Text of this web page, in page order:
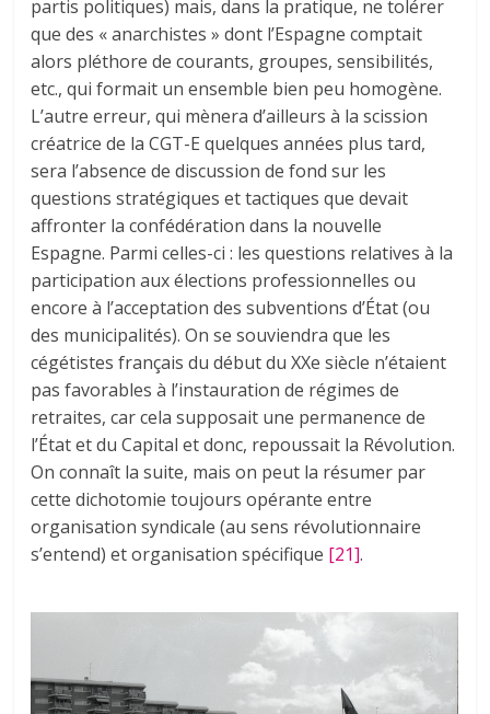
partis politiques) mais, dans la pratique, ne tolérer
que des « anarchistes » dont l’Espagne comptait
alors pléthore de courants, groupes, sensibilités,
etc., qui formait un ensemble bien peu homogène.
L’autre erreur, qui mènera d’ailleurs à la scission
créatrice de la CGT-E quelques années plus tard,
sera l’absence de discussion de fond sur les
questions stratégiques et tactiques que devait
affronter la confédération dans la nouvelle
Espagne. Parmi celles-ci : les questions relatives à la
participation aux élections professionnelles ou
encore à l’acceptation des subventions d’État (ou
des municipalités). On se souviendra que les
cégétistes français du début du XXe siècle n’étaient
pas favorables à l’instauration de régimes de
retraites, car cela supposait une permanence de
l’État et du Capital et donc, repoussait la Révolution.
On connaît la suite, mais on peut la résumer par
cette dichotomie toujours opérante entre
organisation syndicale (au sens révolutionnaire
s’entend) et organisation spécifique [21].